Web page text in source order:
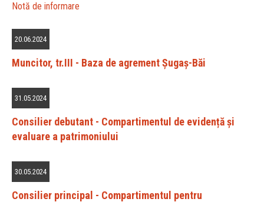
Notă de informare
20.06.2024
Muncitor, tr.III - Baza de agrement Șugaș-Băi
31.05.2024
Consilier debutant - Compartimentul de evidență și
evaluare a patrimoniului
30.05.2024
Consilier principal - Compartimentul pentru